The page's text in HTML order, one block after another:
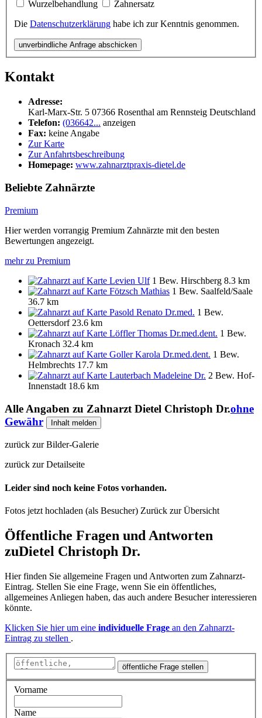
Wurzelbehandlung
Zahnersatz
Die Datenschutzerklärung habe ich zur Kenntnis genommen.
unverbindliche Anfrage abschicken
Kontakt
Adresse:
Karl-Marx-Str. 5 07366 Rosenthal am Rennsteig Deutschland
Telefon: (036642... anzeigen
Fax: keine Angabe
Zur Karte
Zur Anfahrtsbeschreibung
Homepage: www.zahnarztpraxis-dietel.de
Beliebte Zahnärzte
Premium
Hier werden vorrangig Premium Zahnärzte mit den besten
Bewertungen angezeigt.
mehr zu Premium
Levien Ulf 1 Bew. Hirschberg 8.3 km
Fötzsch Mathias 1 Bew. Saalfeld/Saale
36.7 km
Pasold Renato Dr.med. 1 Bew.
Oettersdorf 23.6 km
Löffler Thomas Dr.med.dent. 1 Bew.
Kronach 32.4 km
Goller Karola Dr.med.dent. 1 Bew.
Helmbrechts 17.7 km
Lauterbach Madeleine Dr. 2 Bew. Hof-
Innenstadt 18.6 km
Alle Angaben zu Zahnarzt Dietel Christoph Dr.ohne
Gewähr
Inhalt melden
zurück zur Bilder-Galerie
zurück zur Detailseite
Leider sind noch keine Fotos vorhanden.
Fotos jetzt hochladen (als Besucher) Zurück zur Übersicht
Öffentliche Fragen und Antworten
zuDietel Christoph Dr.
Hier finden Sie allgemeine Fragen und Antworten zum Zahnarzt-
Eintrag. Stellen Sie eine Frage, wenn Sie ein öffentliches,
allgemeines Anliegen haben, das auch andere Besucher interessieren
könnte.
Klicken Sie hier um eine individuelle Frage an den Zahnarzt-
Eintrag zu stellen .
öffentliche Frage stellen
Vorname
Name